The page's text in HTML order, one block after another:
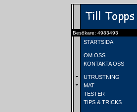
Besökare: 4983493
STARTSIDA
OM OSS
KONTAKTA OSS
UTRUSTNING
MAT
TESTER
TIPS & TRICKS